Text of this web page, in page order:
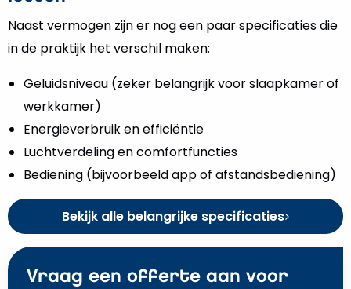
Naast vermogen zijn er nog een paar specificaties die
in de praktijk het verschil maken:
Geluidsniveau (zeker belangrijk voor slaapkamer of
werkkamer)
Energieverbruik en efficiëntie
Luchtverdeling en comfortfuncties
Bediening (bijvoorbeeld app of afstandsbediening)
Bekijk alle belangrijke specificaties
Vraag een offerte aan voor